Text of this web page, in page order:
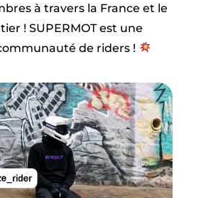
à travers la France et le
! SUPERMOT est une
de riders !